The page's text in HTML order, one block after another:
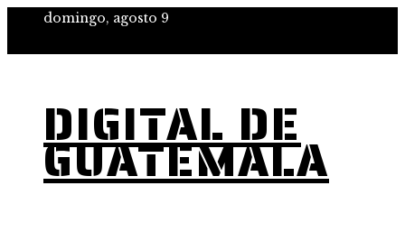
domingo, agosto 9
DIGITAL DE
GUATEMALA